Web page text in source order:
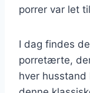
porrer var let
I dag findes
porretærte,
hver